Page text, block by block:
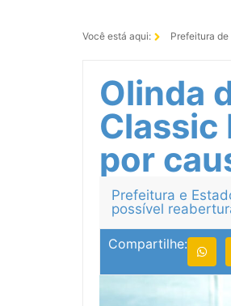
Você está aqui: Prefeitura de
Olinda
Classic
por
Prefeitura e
possível
Compartilhe: